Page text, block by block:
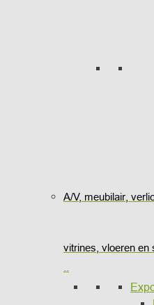
A/V, meubilair,
vitrines, vloeren en